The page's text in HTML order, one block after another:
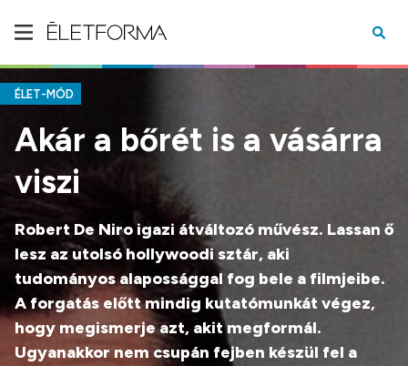
ÉLET-MÓD
Akár a bőrét is a vásárra
viszi
Robert De Niro igazi átváltozó művész. Lassan ő
lesz az utolsó hollywoodi sztár, aki
tudományos alapossággal fog bele a filmjeibe.
A forgatás előtt mindig kutatómunkát végez,
hogy megismerje azt, akit megformál.
Ugyanakkor nem csupán fejben készül fel a